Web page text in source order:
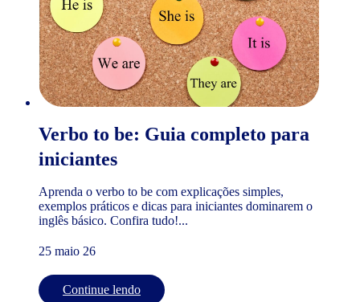
Verbo to be: Guia completo para
iniciantes
Aprenda o verbo to be com explicações simples,
exemplos práticos e dicas para iniciantes dominarem o
inglês básico. Confira tudo!...
25 maio 26
Continue lendo